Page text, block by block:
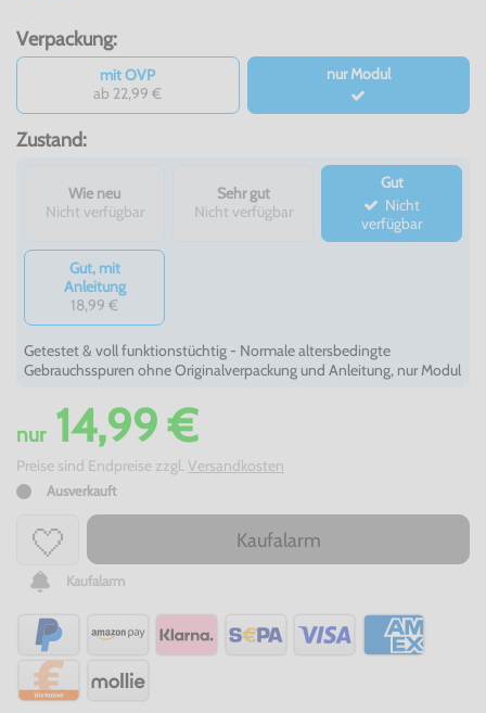
Verpackung:
mit OVP
ab 22,99 €
nur Modul
Zustand:
Wie neu
Nicht verfügbar
Sehr gut
Nicht verfügbar
Gut
verfügbar
Gut, mit
Anleitung
18,99 €
Getestet & voll funktionstüchtig - Normale altersbedingte
Gebrauchsspuren ohne Originalverpackung und Anleitung, nur Modul
nur14,99 €
Preise sind Endpreise zzgl. Versandkosten
Ausverkauft
Kaufalarm
Kaufalarm